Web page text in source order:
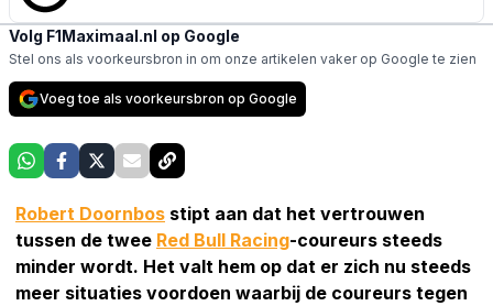
Volg F1Maximaal.nl op Google
Stel ons als voorkeursbron in om onze artikelen vaker op Google te zien
Voeg toe als voorkeursbron op Google
Robert Doornbos stipt aan dat het vertrouwen
tussen de twee Red Bull Racing-coureurs steeds
minder wordt. Het valt hem op dat er zich nu steeds
meer situaties voordoen waarbij de coureurs tegen